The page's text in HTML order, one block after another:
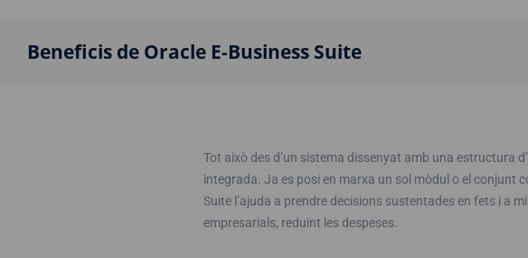
Beneficis de Oracle E-Business Suite
Tot això des d’un sistema dissenyat amb una estructura
integrada. Ja es posi en marxa un sol mòdul o el conjunt
Suite l’ajuda a prendre decisions sustentades en fets i a
empresarials, reduint les despeses.